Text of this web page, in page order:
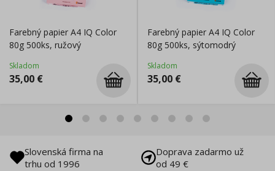
Farebný papier A4 IQ Color
80g 500ks, ružový
Skladom
35,00 €
Farebný papier A4 IQ Color
80g 500ks, sýtomodrý
Skladom
35,00 €
Slovenská firma na
trhu od 1996
Doprava zadarmo už
od 49 €